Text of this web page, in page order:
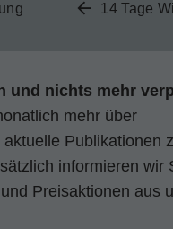
14 Tage
und nichts mehr
mehr über
Publikationen
informieren wir
Preisaktionen aus